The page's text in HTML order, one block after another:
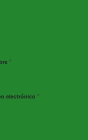
del perro en
Consuegra los jueces
una charla sobre el
se celebra la cena de
Campeonato.
campeonato-
regional-
*
electrónico *